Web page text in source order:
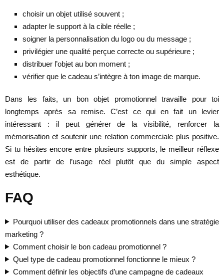
choisir un objet utilisé souvent ;
adapter le support à la cible réelle ;
soigner la personnalisation du logo ou du message ;
privilégier une qualité perçue correcte ou supérieure ;
distribuer l’objet au bon moment ;
vérifier que le cadeau s’intègre à ton image de marque.
Dans les faits, un bon objet promotionnel travaille pour toi
longtemps après sa remise. C’est ce qui en fait un levier
intéressant : il peut générer de la visibilité, renforcer la
mémorisation et soutenir une relation commerciale plus positive.
Si tu hésites encore entre plusieurs supports, le meilleur réflexe
est de partir de l’usage réel plutôt que du simple aspect
esthétique.
FAQ
Pourquoi utiliser des cadeaux promotionnels dans une stratégie
marketing ?
Comment choisir le bon cadeau promotionnel ?
Quel type de cadeau promotionnel fonctionne le mieux ?
Comment définir les objectifs d’une campagne de cadeaux